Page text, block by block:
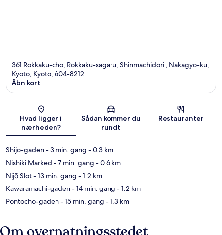
361 Rokkaku-cho, Rokkaku-sagaru, Shinmachidori , Nakagyo-ku,
Kyoto, Kyoto, 604-8212
Åbn kort
Hvad ligger i
nærheden?
Sådan kommer du
rundt
Restauranter
Shijo-gaden- 3 min. gang - 0.3 km
Nishiki Marked - 7 min. gang - 0.6 km
Nijō Slot- 13 min. gang - 1.2 km
Kawaramachi-gaden- 14 min. gang - 1.2 km
Pontocho-gaden- 15 min. gang - 1.3 km